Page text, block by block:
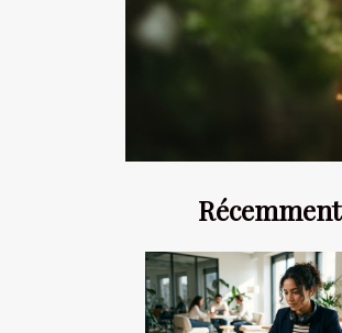
Récemment